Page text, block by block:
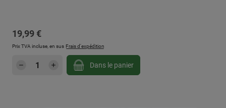
Prix régulier :
19,99 €
Prix TVA incluse, en sus Frais d'expédition
Quantité de produit : Entrez la quantité
Dans le panier